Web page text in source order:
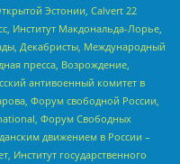
Эстонии, Calvert 22
Институт Макдональда-Лорье,
Декабристы, Международный
пресса, Возрождение,
антивоенный комитет в
Форум свободной России,
Форум Свободных
движением в России –
Институт государственного